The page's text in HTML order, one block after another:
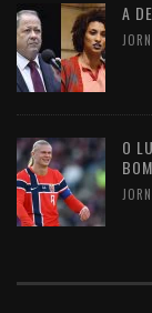
A
O